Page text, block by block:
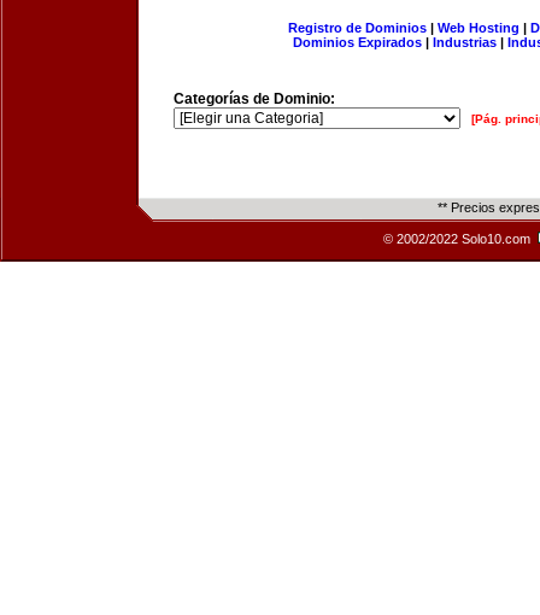
Registro de Dominios| Web Hosting |
Dominios Expirados | Industrias |
Categorías de Dominio:
[Pág.
** Precios
© 2002/2022 Solo10.com